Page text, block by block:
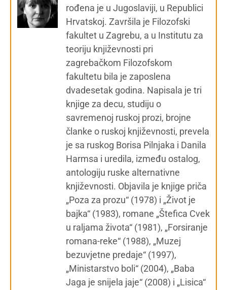
rođena je u Jugoslaviji, u Republici
Hrvatskoj. Završila je Filozofski
fakultet u Zagrebu, a u Institutu za
teoriju književnosti pri
zagrebačkom Filozofskom
fakultetu bila je zaposlena
dvadesetak godina. Napisala je tri
knjige za decu, studiju o
savremenoj ruskoj prozi, brojne
članke o ruskoj književnosti, prevela
je sa ruskog Borisa Pilnjaka i Danila
Harmsa i uredila, između ostalog,
antologiju ruske alternativne
književnosti. Objavila je knjige priča
„Poza za prozu“ (1978) i „Život je
bajka“ (1983), romane „Štefica Cvek
u raljama života“ (1981), „Forsiranje
romana-reke“ (1988), „Muzej
bezuvjetne predaje“ (1997),
„Ministarstvo boli“ (2004), „Baba
Jaga je snijela jaje“ (2008) i „Lisica“